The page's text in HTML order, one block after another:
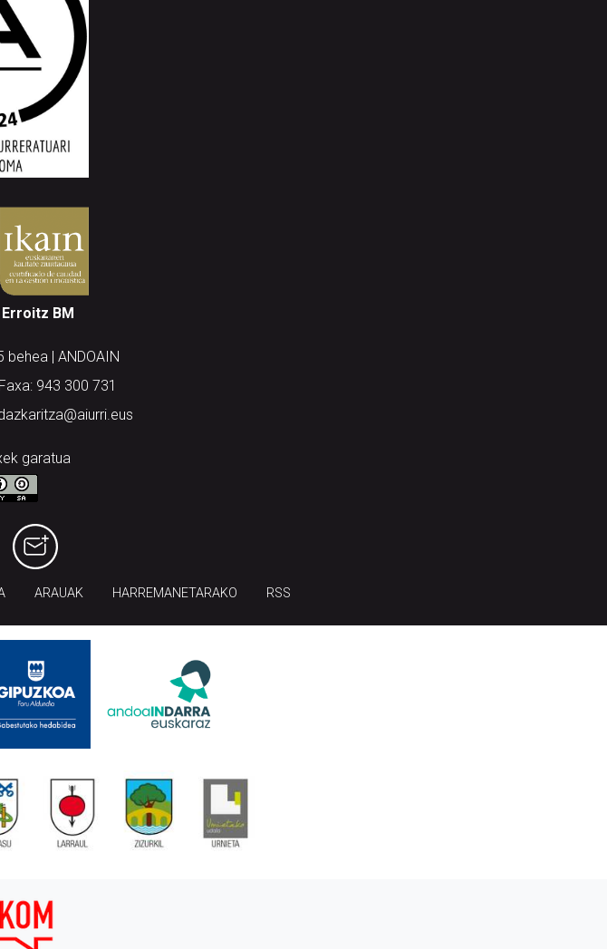
BM
behea | ANDOAIN
943 300 731
garatua
ARAUAK HARREMANETARAKO RSS